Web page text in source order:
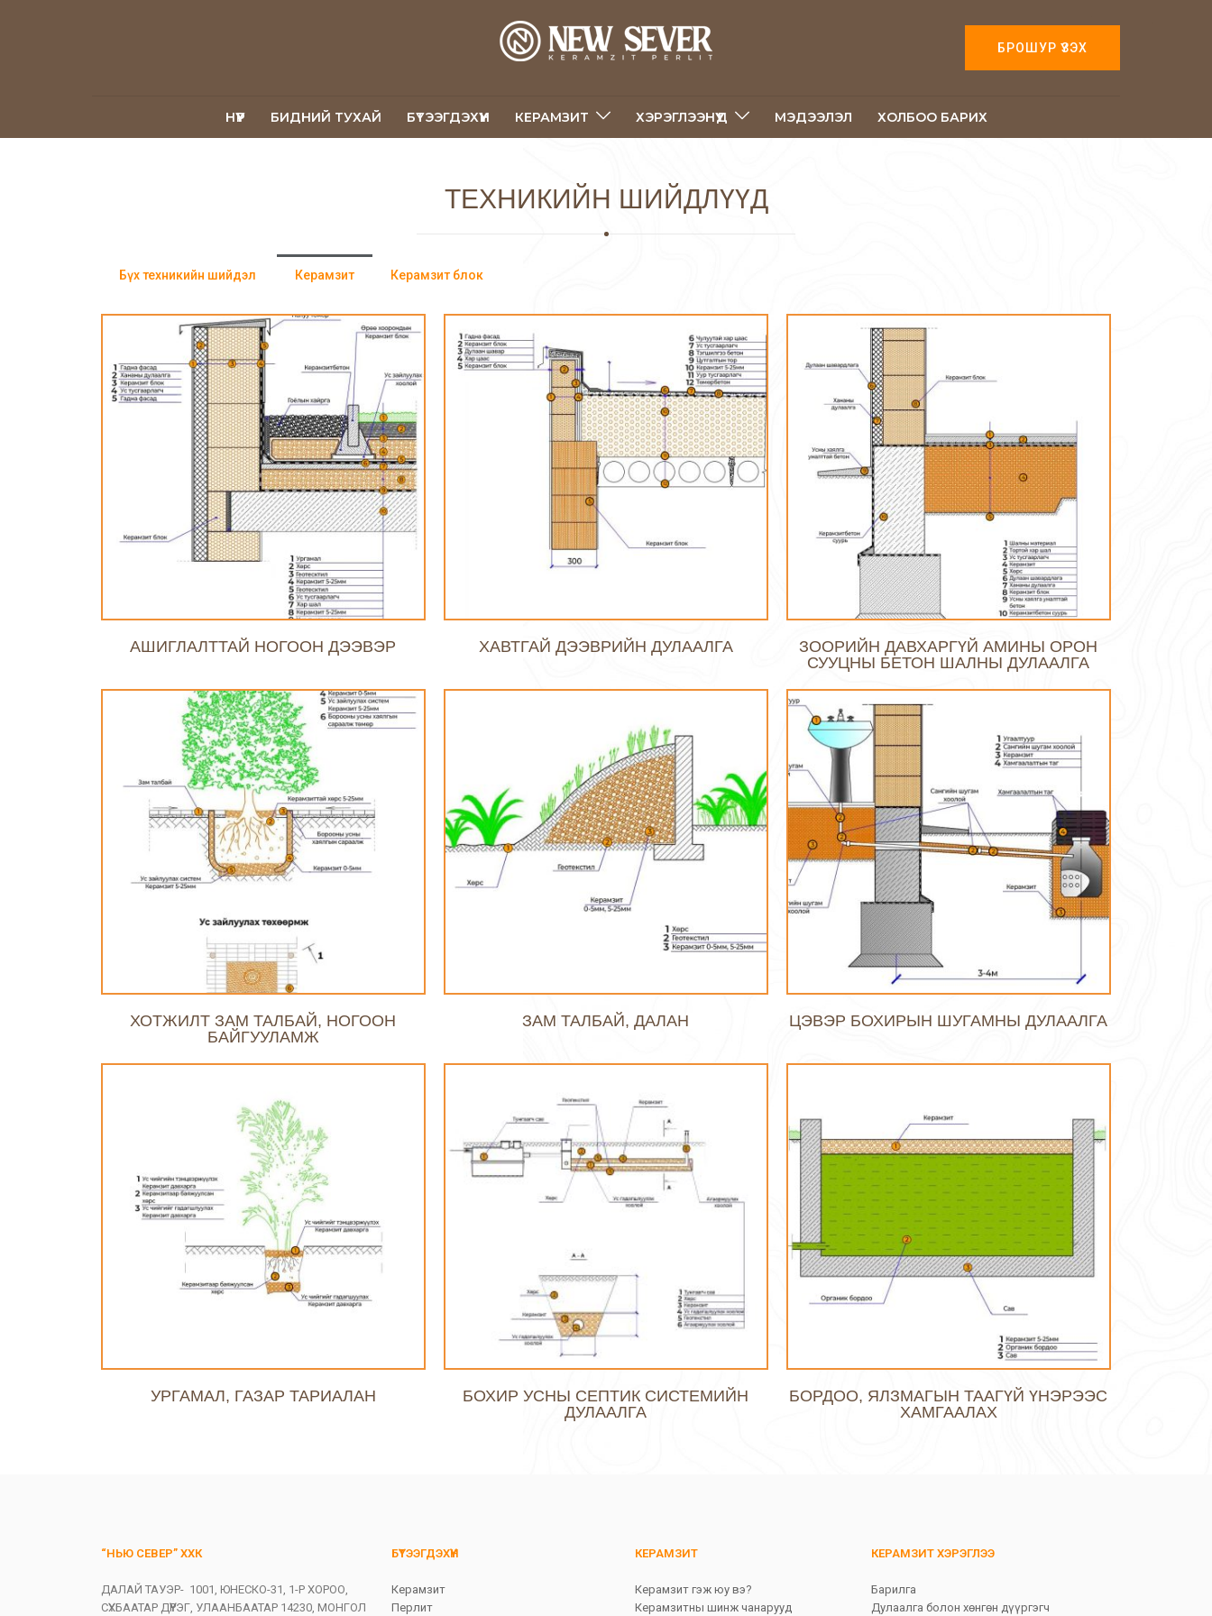
БРОШУР ҮЗЭХ
НҮҮР БИДНИЙ ТУХАЙ БҮТЭЭГДЭХҮҮН КЕРАМЗИТ ХЭРЭГЛЭЭНҮҮД МЭДЭЭЛЭЛ ХОЛБОО БАРИХ
ТЕХНИКИЙН ШИЙДЛҮҮД
Бүх техникийн шийдэл Керамзит Керамзит блок
АШИГЛАЛТТАЙ НОГООН ДЭЭВЭР ХАВТГАЙ ДЭЭВРИЙН ДУЛААЛГА
ЗООРИЙН ДАВХАРГҮЙ АМИНЫ ОРОН
СУУЦНЫ БЕТОН ШАЛНЫ ДУЛААЛГА
ХОТЖИЛТ ЗАМ ТАЛБАЙ, НОГООН
БАЙГУУЛАМЖ
ЗАМ ТАЛБАЙ, ДАЛАН ЦЭВЭР БОХИРЫН ШУГАМНЫ ДУЛААЛГА
УРГАМАЛ, ГАЗАР ТАРИАЛАН
БОХИР УСНЫ СЕПТИК СИСТЕМИЙН
ДУЛААЛГА
БОРДОО, ЯЛЗМАГЫН ТААГҮЙ ҮНЭРЭЭС
ХАМГААЛАХ
“НЬЮ СЕВЕР” ХХК
ДАЛАЙ ТАУЭР- 1001, ЮНЕСКО-31, 1-Р ХОРОО,
СҮХБААТАР ДҮҮРЭГ, УЛААНБААТАР 14230, МОНГОЛ
БҮТЭЭГДЭХҮҮН
Керамзит
Перлит
КЕРАМЗИТ
Керамзит гэж юу вэ?
Керамзитны шинж чанарууд
КЕРАМЗИТ ХЭРЭГЛЭЭ
Барилга
Дулаалга болон хөнгөн дүүргэгч